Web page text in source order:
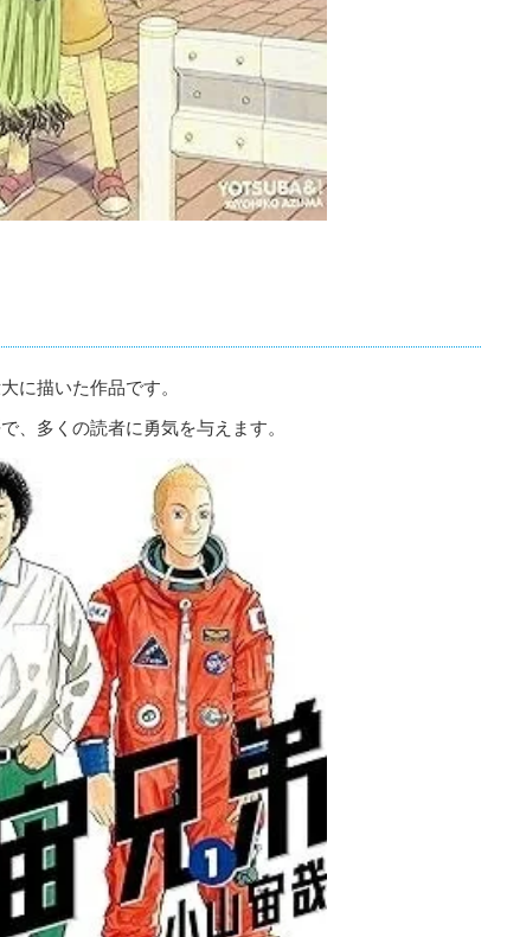
に描いた作品です。
、多くの読者に勇気を与えます。